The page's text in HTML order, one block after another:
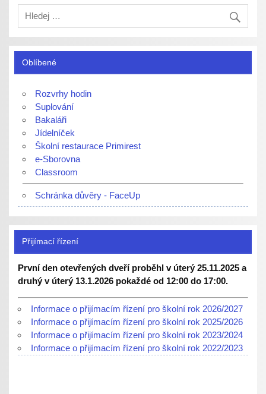
Oblíbené
Rozvrhy hodin
Suplování
Bakaláři
Jídelníček
Školní restaurace Primirest
e-Sborovna
Classroom
Schránka důvěry - FaceUp
Přijímací řízení
První den otevřených dveří proběhl v úterý 25.11.2025 a
druhý v úterý 13.1.2026 pokaždé od 12:00 do 17:00.
Informace o přijímacím řízení pro školní rok 2026/2027
Informace o přijímacím řízení pro školní rok 2025/2026
Informace o přijímacím řízení pro školní rok 2023/2024
Informace o přijímacím řízení pro školní rok 2022/2023